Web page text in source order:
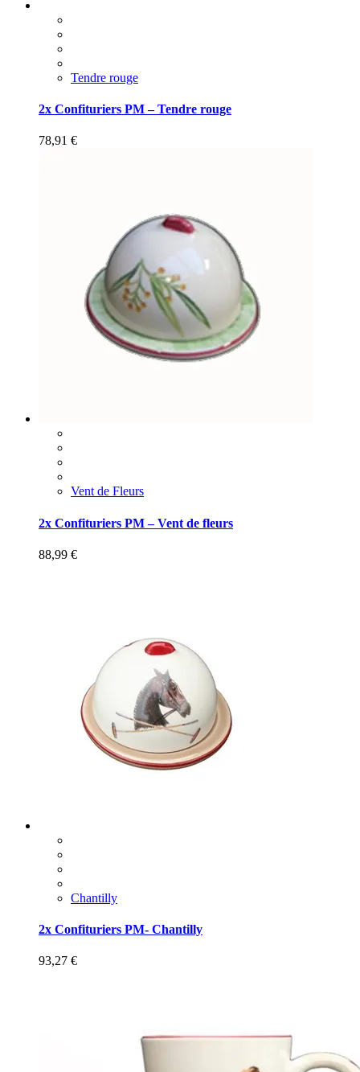
Tendre rouge
2x Confituriers PM – Tendre rouge
78,91 €
Vent de Fleurs
2x Confituriers PM – Vent de fleurs
88,99 €
Chantilly
2x Confituriers PM- Chantilly
93,27 €